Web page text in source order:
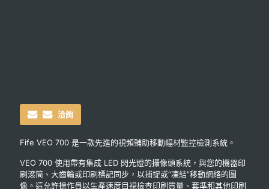
洽詢
Fife VEO 700 是一款先進的視頻輔助移動幅材監控檢測系統。
VEO 700 使用帶有集成 LED 閃光燈的攝像頭系統，與您的機器印
刷滾筒、大齒輪或印刷標記同步，以捕捉或“凍結”移動網絡的圖
像。這允許操作員以生產速度目視檢查印刷質量、套準和其他印刷